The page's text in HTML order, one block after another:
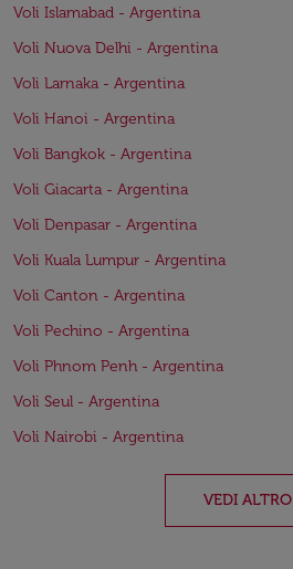
Voli Islamabad - Argentina
Voli Nuova Delhi - Argentina
Voli Larnaka - Argentina
Voli Hanoi - Argentina
Voli Bangkok - Argentina
Voli Giacarta - Argentina
Voli Denpasar - Argentina
Voli Kuala Lumpur - Argentina
Voli Canton - Argentina
Voli Pechino - Argentina
Voli Phnom Penh - Argentina
Voli Seul - Argentina
Voli Nairobi - Argentina
VEDI ALTRO